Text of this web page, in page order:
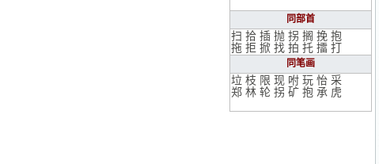
同部首
扫 拾 插 抛 拐 搁 挽 抱
拖 拒 掀 找 拍 托 擂 打
同笔画
垃 枝 限 现 咐 玩 怡 采
郑 林 轮 拐 矿 抱 承 虎